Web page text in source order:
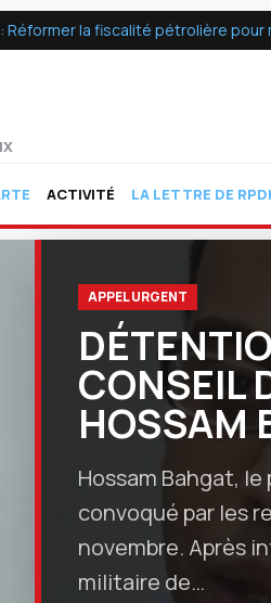
Réformer la fiscalité pétrolière
ACTIVITÉ LA LETTRE DE
APPEL URGENT
CONSEIL
HOSSAM
Hossam Bahgat,
convoqué par les
novembre. Après
militaire de…